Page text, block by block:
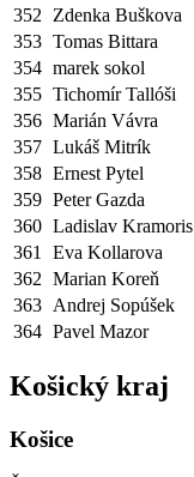
352
Zdenka Buškova
353 Tomas Bittara
354 marek sokol
355 Tichomír Tallóši
356 Marián Vávra
357 Lukáš Mitrík
358 Ernest Pytel
359 Peter Gazda
360 Ladislav Kramoris
361
Eva Kollarova
362 Marian Koreň
363 Andrej Sopúšek
364 Pavel Mazor
Košický kraj
Košice